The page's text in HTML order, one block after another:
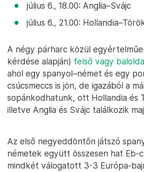
július 6., 18.00: Anglia–Svájc
július 6., 21.00:
A négy párharc közül
kérdése alapján) felső vagy
ahol egy spanyol–német és egy
csúcsmeccs is jön, de igazából a
sopánkodhatunk, ott Hollandia és
illetve Anglia és Svájc találkozik
Az első negyeddöntőn játszó
németek együtt összesen hat Eb-
mindkét válogatott 3-3 Európa-